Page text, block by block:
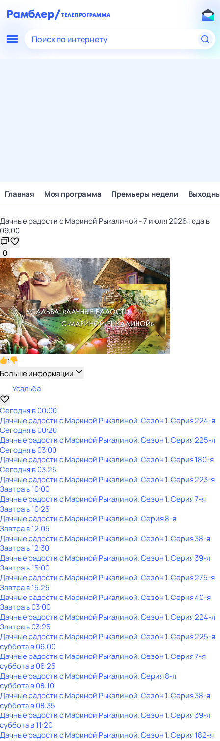
Поиск по интернету
Главная Моя программа Премьеры недели
Дачные радости с Мариной Рыкалиной - 7 июля 2026 года в
09:00
0
1
Больше информации
Усадьба
Сегодня в 00:00
Дачные радости с Мариной Рыкалиной. Сезон 1. Серия 224-я
Сегодня в 00:20
Дачные радости с Мариной Рыкалиной. Сезон 1. Серия 225-я
Сегодня в 03:00
Дачные радости с Мариной Рыкалиной. Сезон 1. Серия 180-я
Сегодня в 03:25
Дачные радости с Мариной Рыкалиной. Сезон 1. Серия 223-я
Завтра в 10:00
Дачные радости с Мариной Рыкалиной. Сезон 1. Серия 7-я
Завтра в 10:25
Дачные радости с Мариной Рыкалиной. Серия 8-я
Завтра в 12:05
Дачные радости с Мариной Рыкалиной. Сезон 1. Серия 38-я
Завтра в 12:30
Дачные радости с Мариной Рыкалиной. Сезон 1. Серия 39-я
Завтра в 15:00
Дачные радости с Мариной Рыкалиной. Сезон 1. Серия 275-я
Завтра в 15:25
Дачные радости с Мариной Рыкалиной. Сезон 1. Серия 40-я
Завтра в 03:00
Дачные радости с Мариной Рыкалиной. Сезон 1. Серия 224-я
Завтра в 03:25
Дачные радости с Мариной Рыкалиной. Сезон 1. Серия 225-я
субботав06:00
Дачные радости с Мариной Рыкалиной. Сезон 1. Серия 7-я
субботав06:25
Дачные радости с Мариной Рыкалиной. Серия 8-я
субботав08:10
Дачные радости с Мариной Рыкалиной. Сезон 1. Серия 38-я
субботав08:35
Дачные радости с Мариной Рыкалиной. Сезон 1. Серия 39-я
субботав11:20
Дачные радости с Мариной Рыкалиной. Сезон 1. Серия 182-я